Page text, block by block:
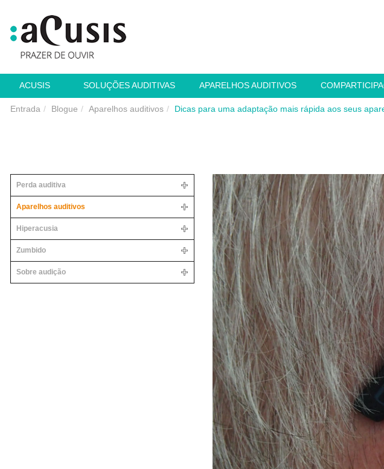
ACUSIS SOLUÇÕES AUDITIVAS APARELHOS AUDITIVOS
Entrada Blogue Aparelhos auditivos Dicas para uma adaptação mais rápida aos seus
Perda auditiva
Aparelhos auditivos
Hiperacusia
Zumbido
Sobre audição